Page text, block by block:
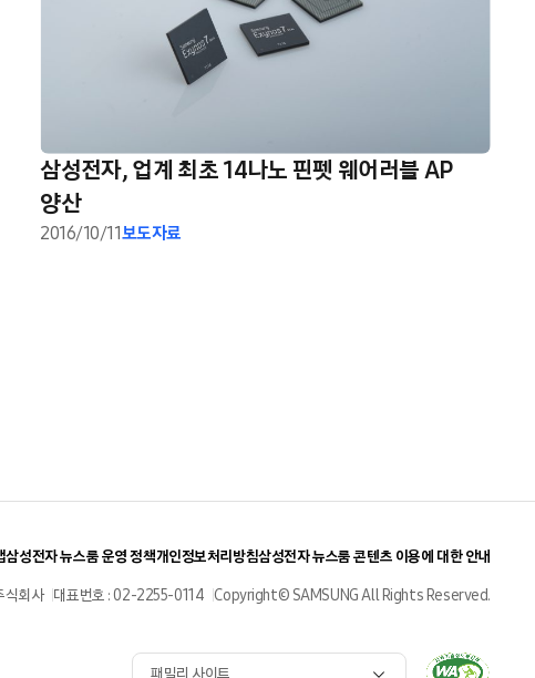
삼성전자, 업계 최초 14나노 핀펫 웨어러블 AP
양산
2016/10/11보도자료
삼성전자 뉴스룸 운영 정책개인정보처리방침삼성전자 뉴스룸 콘텐츠 이용에 대한 안내
식회사 대표번호 : 02-2255-0114 Copyright© SAMSUNG All Rights Reserved.